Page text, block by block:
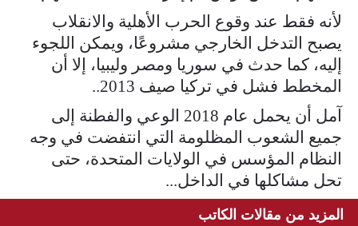
لأنه فقط عند وقوع الحرب الأهلية والانقلاب
يصبح التدخل الخارجي مشروعًا، ويمكن اللجوء
إليه، كما حدث في سوريا ومصر وليبيا، إلا أن
المخطط فشل في تركيا صيف 2013..
آمل أن يحمل عام 2018 الوعي والفطنة إلى
جميع الشعوب المظلومة التي انتفضت في وجه
النظام المؤسس في الولايات المتحدة، حتى
تحل مشاكلها في الداخل...
المزيد من مقالات الكاتب